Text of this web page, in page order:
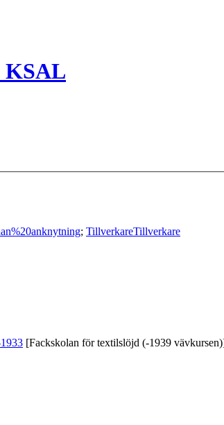
KSAL
; TillverkareTillverkare
[Fackskolan för textilslöjd (-1939